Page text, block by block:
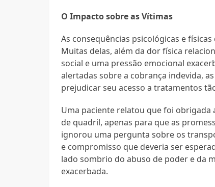
O Impacto sobre as Vítimas
As consequências psicológicas e
Muitas delas, além da dor física
social e uma pressão emocional
alertadas sobre a cobrança indevida,
prejudicar seu acesso a tratamentos
Uma paciente relatou que foi
de quadril, apenas para que as
ignorou uma pergunta sobre os
e compromisso que deveria ser
lado sombrio do abuso de poder e da
exacerbada.